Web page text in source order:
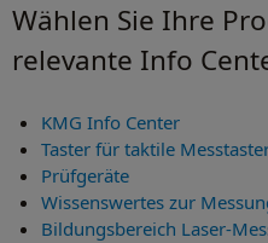
Wählen Sie Ihre
relevante Info
KMG Info Center
Taster für taktile
Prüfgeräte
Wissenswertes zur
Bildungsbereich Laser-